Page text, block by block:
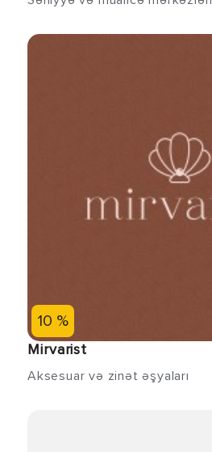
10 %
Mirvarist
Aksesuar və zinət əşyaları